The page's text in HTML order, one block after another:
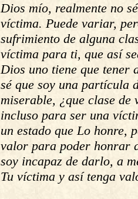
Dios mío, realmente no
víctima. Puede variar,
sufrimiento de alguna
víctima para ti, que así
Dios uno tiene que
sé que soy una partícula
miserable, ¿que clase
incluso para ser una
un estado que Lo honre,
valor para poder honrar
soy incapaz de darlo, a
Tu víctima y así tenga